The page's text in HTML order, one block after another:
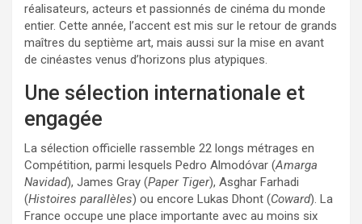
réalisateurs, acteurs et passionnés de cinéma du monde
entier. Cette année, l’accent est mis sur le retour de grands
maîtres du septième art, mais aussi sur la mise en avant
de cinéastes venus d’horizons plus atypiques.
Une sélection internationale et
engagée
La sélection officielle rassemble 22 longs métrages en
Compétition, parmi lesquels Pedro Almodóvar (Amarga
Navidad), James Gray (Paper Tiger), Asghar Farhadi
(Histoires parallèles) ou encore Lukas Dhont (Coward). La
France occupe une place importante avec au moins six